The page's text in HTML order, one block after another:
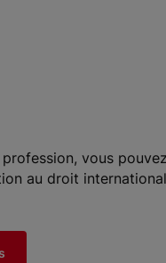
vous pouvez
au droit international